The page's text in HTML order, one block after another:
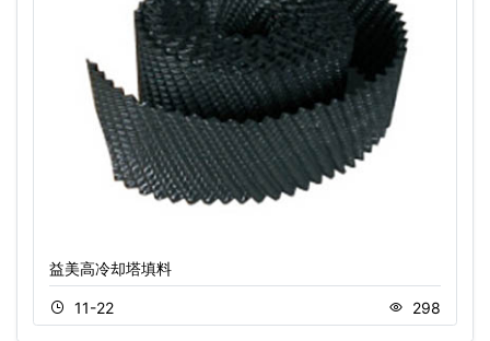
益美高冷却塔填料
11-22 298